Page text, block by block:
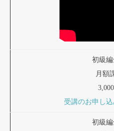
初級編
月額
受講のお申し込
初級編